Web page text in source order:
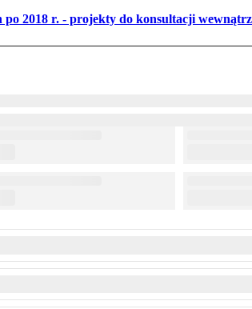
po 2018 r. - projekty do konsultacji